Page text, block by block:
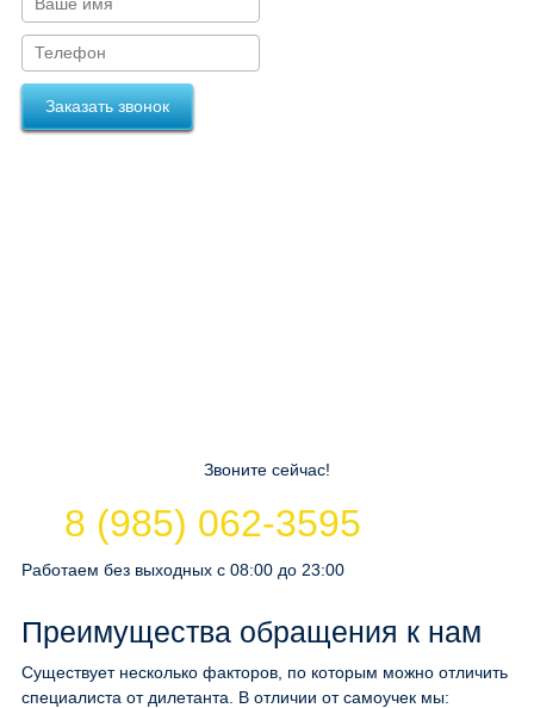
Заказать звонок
Звоните сейчас!
8 (985) 062-3595
Работаем без выходных с 08:00 до 23:00
Преимущества обращения к нам
Существует несколько факторов, по которым можно отличить
специалиста от дилетанта. В отличии от самоучек мы: